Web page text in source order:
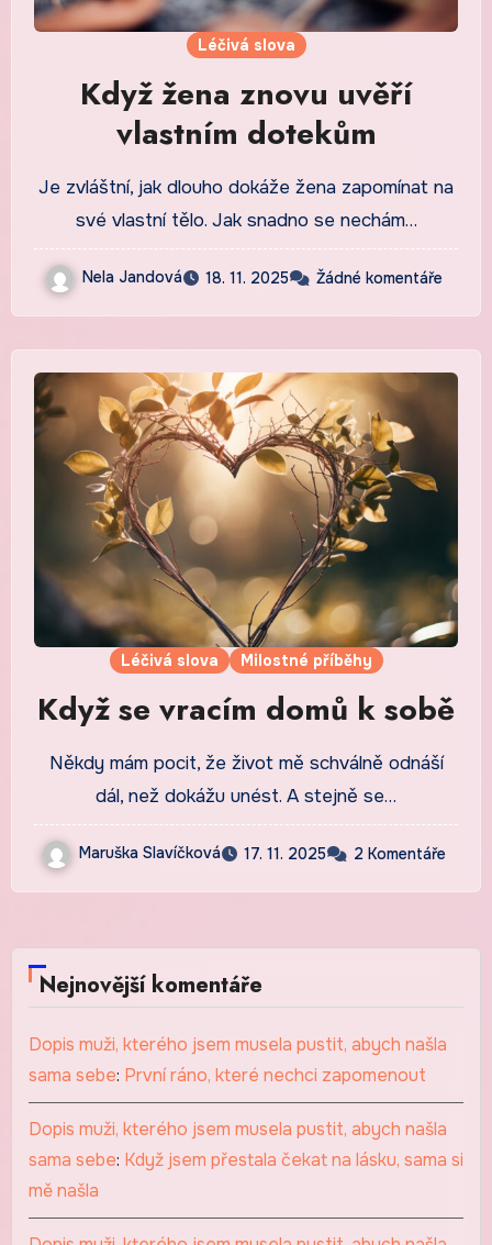
Léčivá slova
Když žena znovu uvěří
vlastním dotekům
Je zvláštní, jak dlouho dokáže žena zapomínat na
své vlastní tělo. Jak snadno se nechám…
Nela Jandová 18. 11. 2025 Žádné komentáře
Léčivá slova Milostné příběhy
Když se vracím domů k sobě
Někdy mám pocit, že život mě schválně odnáší
dál, než dokážu unést. A stejně se…
Maruška Slavíčková 17. 11. 2025 2 Komentáře
Nejnovější komentáře
Dopis muži, kterého jsem musela pustit, abych našla
sama sebe: První ráno, které nechci zapomenout
Dopis muži, kterého jsem musela pustit, abych našla
sama sebe: Když jsem přestala čekat na lásku, sama si
mě našla